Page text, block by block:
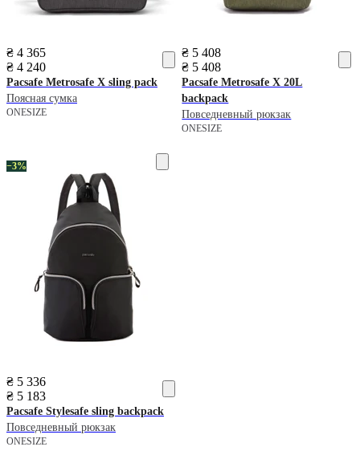
₴ 4 365
₴ 4 240
Pacsafe Metrosafe X sling pack
Поясная сумка
ONESIZE
₴ 5 408
₴ 5 408
Pacsafe Metrosafe X 20L
backpack
Повседневный рюкзак
ONESIZE
−3%
₴ 5 336
₴ 5 183
Pacsafe Stylesafe sling backpack
Повседневный рюкзак
ONESIZE